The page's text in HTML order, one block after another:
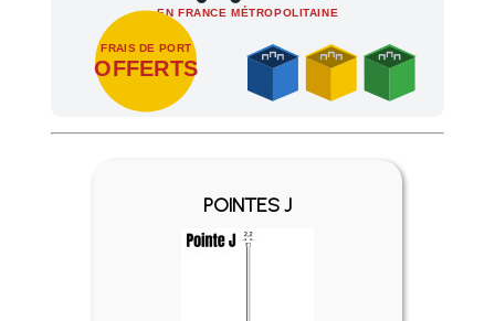
EN FRANCE MÉTROPOLITAINE
FRAIS DE PORT
OFFERTS
Profitez des Frais de port offerts en France
POINTES J